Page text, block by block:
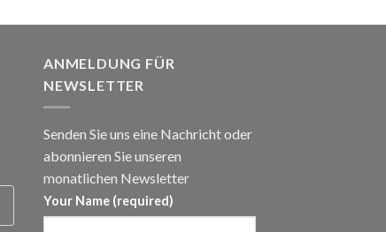
ANMELDUNG FÜR
NEWSLETTER
Senden Sie uns eine Nachricht oder
abonnieren Sie unseren
monatlichen Newsletter
Your Name (required)